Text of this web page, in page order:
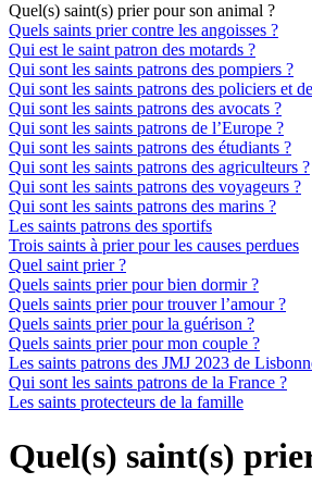
Quel(s) saint(s) prier pour son animal ?
Quels saints prier contre les angoisses ?
Qui est le saint patron des motards ?
Qui sont les saints patrons des pompiers ?
Qui sont les saints patrons des policiers et
Qui sont les saints patrons des avocats ?
Qui sont les saints patrons de l’Europe ?
Qui sont les saints patrons des étudiants ?
Qui sont les saints patrons des agriculteurs ?
Qui sont les saints patrons des voyageurs ?
Qui sont les saints patrons des marins ?
Les saints patrons des sportifs
Trois saints à prier pour les causes perdues
Quel saint prier ?
Quels saints prier pour bien dormir ?
Quels saints prier pour trouver l’amour ?
Quels saints prier pour la guérison ?
Quels saints prier pour mon couple ?
Les saints patrons des JMJ 2023 de
Qui sont les saints patrons de la France ?
Les saints protecteurs de la famille
Quel(s) saint(s)